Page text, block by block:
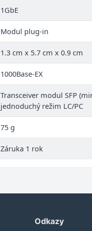
1GbE
Modul plug-in
1.3 cm x 5.7 cm x 0.9 cm
1000Base-EX
Transceiver modul SFP
jednoduchý režim LC/PC
75 g
Záruka 1 rok
Odkazy